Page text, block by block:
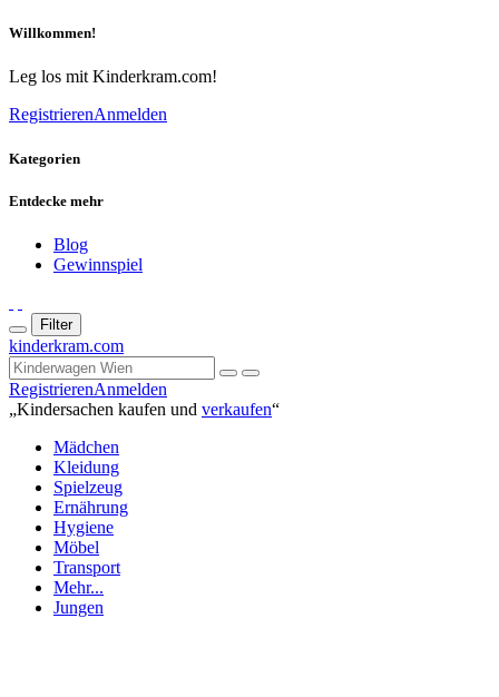
Willkommen!
Leg los mit Kinderkram.com!
RegistrierenAnmelden
Kategorien
Entdecke mehr
Blog
Gewinnspiel
Filter
kinderkram.com
RegistrierenAnmelden
„Kindersachen kaufen und verkaufen“
Mädchen
Kleidung
Spielzeug
Ernährung
Hygiene
Möbel
Transport
Mehr...
Jungen